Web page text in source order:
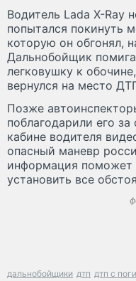
Водитель Lada X-Ray
попытался покинуть
которую он обгонял,
Дальнобойщик
легковушку к
вернулся на место
Позже
поблагодарили его
кабине водителя
опасный маневр
информация поможет
установить все
дальнобойщики дтп дтп с